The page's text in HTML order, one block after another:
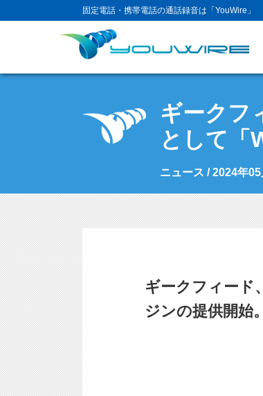
固定電話・携帯電話の通話録音は「YouWire」
ギークフ
として「
ニュース / 2024年05
ギークフィード
ジンの提供開始。